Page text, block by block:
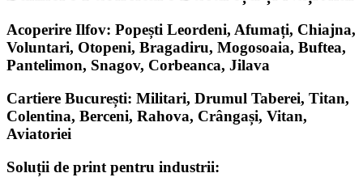
Acoperire Ilfov: Popești Leordeni, Afumați, Chiajna,
Voluntari, Otopeni, Bragadiru, Mogosoaia, Buftea,
Pantelimon, Snagov, Corbeanca, Jilava
Cartiere București: Militari, Drumul Taberei, Titan,
Colentina, Berceni, Rahova, Crângași, Vitan,
Aviatoriei
Soluții de print pentru industrii: